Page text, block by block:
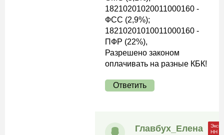
18210201020011000160 -
ФСС (2,9%);
18210201010011000160 -
ПФР (22%),
Разрешено законом
оплачивать на разные КБК!
Ответить
Главбух_Елена